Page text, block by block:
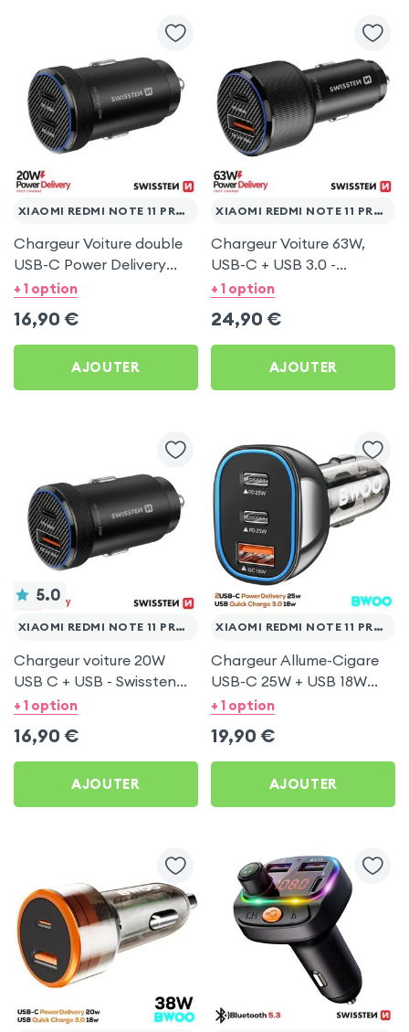
XIAOMI REDMI NOTE 11 PRO 5G
Chargeur Voiture double
USB-C Power Delivery
20W - Swissten pour
5G
+ 1 option
16,90 €
AJOUTER
XIAOMI REDMI NOTE 11 PRO 5G
Chargeur Voiture 63W,
USB-C + USB 3.0 -
Swissten pour Xiaomi
+ 1 option
24,90 €
AJOUTER
5.0
XIAOMI REDMI NOTE 11 PRO 5G
Chargeur voiture 20W
USB C + USB - Swissten
pour Xiaomi Redmi Note 11
+ 1 option
16,90 €
AJOUTER
XIAOMI REDMI NOTE 11 PRO 5G
Chargeur Allume-Cigare
USB-C 25W + USB 18W
Bwoo pour Xiaomi Redmi
+ 1 option
19,90 €
AJOUTER